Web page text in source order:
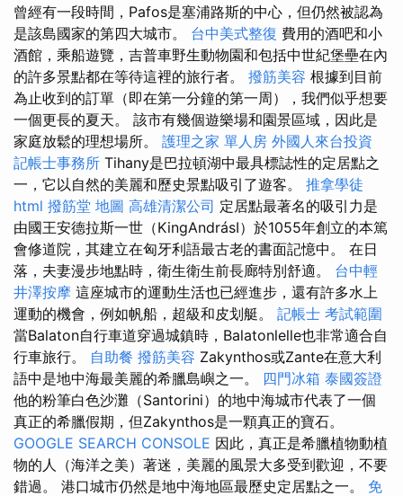
曾經有一段時間，Pafos是塞浦路斯的中心，但仍然被認為
是該島國家的第四大城市。 台中美式整復 費用的酒吧和小
酒館，乘船遊覽，吉普車野生動物園和包括中世紀堡壘在內
的許多景點都在等待這裡的旅行者。 撥筋美容 根據到目前
為止收到的訂單（即在第一分鐘的第一周），我們似乎想要
一個更長的夏天。 該市有幾個遊樂場和園景區域，因此是
家庭放鬆的理想場所。 護理之家 單人房 外國人來台投資
記帳士事務所 Tihany是巴拉頓湖中最具標誌性的定居點之
一，它以自然的美麗和歷史景點吸引了遊客。 推拿學徒
html 撥筋堂 地圖 高雄清潔公司 定居點最著名的吸引力是
由國王安德拉斯一世（KingAndrásI）於1055年創立的本篤
會修道院，其建立在匈牙利語最古老的書面記憶中。 在日
落，夫妻漫步地點時，衛生衛生前長廊特別舒適。 台中輕
井澤按摩 這座城市的運動生活也已經進步，還有許多水上
運動的機會，例如帆船，超級和皮划艇。 記帳士 考試範圍
當Balaton自行車道穿過城鎮時，Balatonlelle也非常適合自
行車旅行。 自助餐 撥筋美容 Zakynthos或Zante在意大利
語中是地中海最美麗的希臘島嶼之一。 四門冰箱 泰國簽證
他的粉筆白色沙灘（Santorini）的地中海城市代表了一個
真正的希臘假期，但Zakynthos是一顆真正的寶石。
GOOGLE SEARCH CONSOLE 因此，真正是希臘植物動植
物的人（海洋之美）著迷，美麗的風景大多受到歡迎，不要
錯過。 港口城市仍然是地中海地區最歷史定居點之一。 免